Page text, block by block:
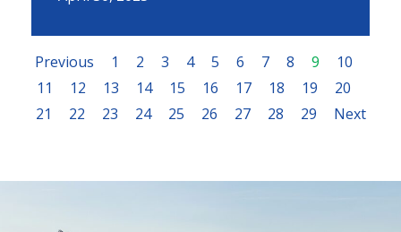
Previous 1 2 3 4 5 6 7 8 9
10
11
12 13 14 15 16 17 18 19
20
21
22 23 24 25 26 27 28 29 Next